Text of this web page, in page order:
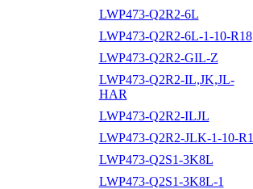
LWP473-Q2R2-6L
LWP473-Q2R2-6L-1-10-R18
LWP473-Q2R2-GIL-Z
LWP473-Q2R2-IL,JK,JL-
HAR
LWP473-Q2R2-ILJL
LWP473-Q2R2-JLK-1-10-R1
LWP473-Q2S1-3K8L
LWP473-Q2S1-3K8L-1